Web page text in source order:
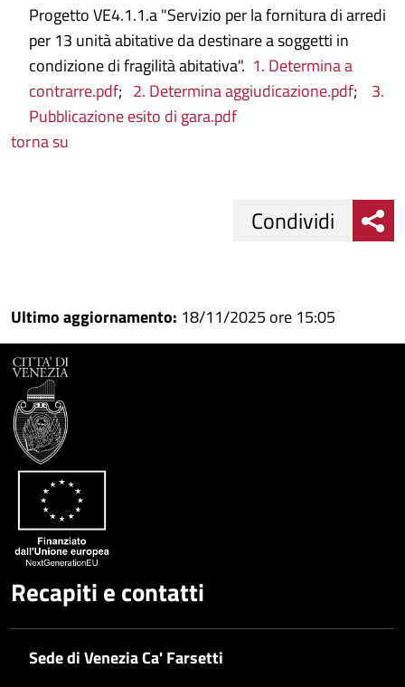
Progetto VE4.1.1.a "Servizio per la fornitura di arredi
per 13 unità abitative da destinare a soggetti in
condizione di fragilità abitativa". 1. Determina a
contrarre.pdf; 2. Determina aggiudicazione.pdf; 3.
Pubblicazione esito di gara.pdf
torna su
su
Facebook
Condividi
su
Condividi
Condividi
Ultimo aggiornamento: 18/11/2025 ore 15:05
Recapiti e contatti
Sede di Venezia Ca' Farsetti